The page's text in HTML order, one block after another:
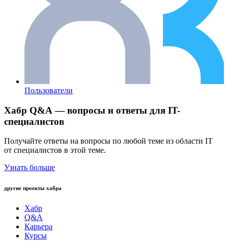
Пользователи
Хабр Q&A — вопросы и ответы для IT-
специалистов
Получайте ответы на вопросы по любой теме из области IT
от специалистов в этой теме.
Узнать больше
другие проекты хабра
Хабр
Q&A
Карьера
Курсы